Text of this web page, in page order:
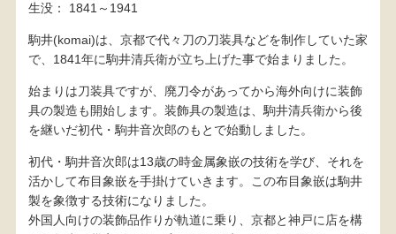
生没： 1841～1941
駒井(komai)は、京都で代々刀の刀装具などを制作していた家
で、1841年に駒井清兵衛が立ち上げた事で始まりました。
始まりは刀装具ですが、廃刀令があってから海外向けに装飾
具の製造も開始します。装飾具の製造は、駒井清兵衛から後
を継いだ初代・駒井音次郎のもとで始動しました。
初代・駒井音次郎は13歳の時金属象嵌の技術を学び、それを
活かして布目象嵌を手掛けていきます。この布目象嵌は駒井
製を象徴する技術になりました。
外国人向けの装飾品作りが軌道に乗り、京都と神戸に店を構